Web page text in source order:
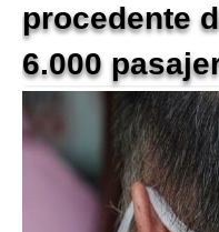
procedente
6.000